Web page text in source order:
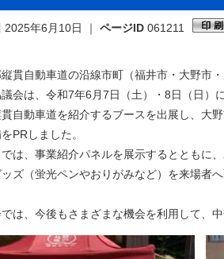
2025年6月10日 ｜ ページID 061211
貫自動車道の沿線市町（福井市・大野市
会は、令和7年6月7日（土）・8日（日）
自動車道を紹介するブースを出展し、大
PRしました。
は、事業紹介パネルを展示するとともに
ズ（蛍光ペンやおりがみなど）を来場者
した
は、今後もさまざまな機会を利用して、